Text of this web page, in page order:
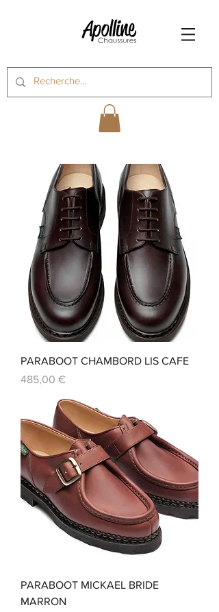
PARABOOT CHAMBORD LIS CAFE
Prix
485,00 €
PARABOOT MICKAEL BRIDE
MARRON